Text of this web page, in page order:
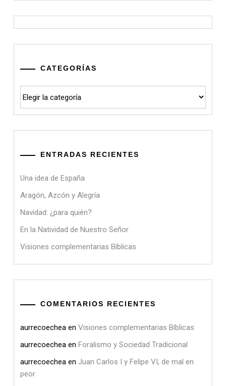
CATEGORÍAS
ENTRADAS RECIENTES
Una idea de España
Aragón, Azcón y Alegría
Navidad: ¿para quién?
En la Natividad de Nuestro Señor
Visiones complementarias Bíblicas
COMENTARIOS RECIENTES
aurrecoechea en Visiones complementarias Bíblicas
aurrecoechea en Foralismo y Sociedad Tradicional
aurrecoechea en Juan Carlos I y Felipe VI, de mal en
peor